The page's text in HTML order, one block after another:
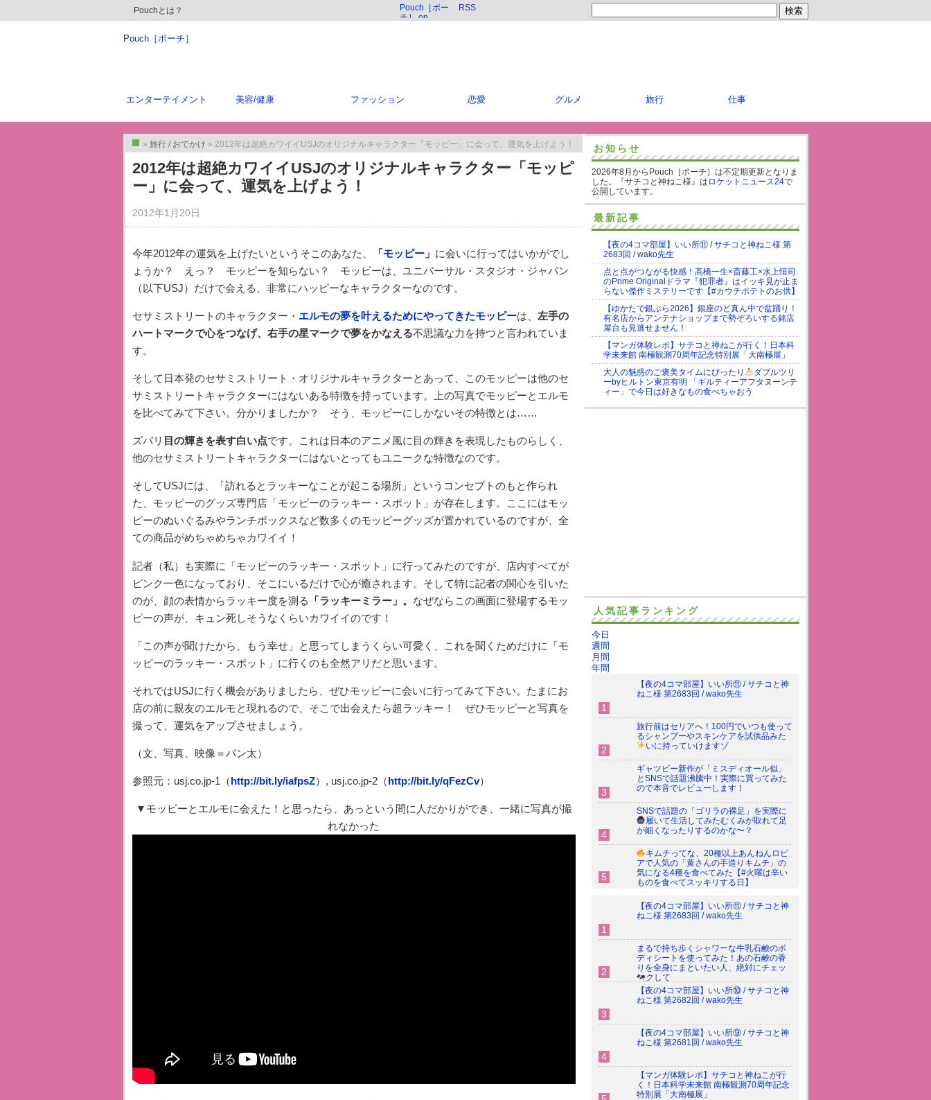
Pouchとは？
Pouch［ポー
チ］ on
RSS
Pouch［ポーチ］
エンターテイメント 美容/健康 ファッション 恋愛 グルメ 旅行 仕事
» 旅行 / おでかけ » 2012年は超絶カワイイUSJのオリジナルキャラクター「モッピー」に会って、運気を上げよう！
2012年は超絶カワイイUSJのオリジナルキャラクター「モッピ
ー」に会って、運気を上げよう！
2012年1月20日
今年2012年の運気を上げたいというそこのあなた、 「モッピー」 に会いに行ってはいかがでし
ょうか？ えっ？ モッピーを知らない？ モッピーは、ユニバーサル・スタジオ・ジャパン
（以下USJ）だけで会える、非常にハッピーなキャラクターなのです。
セサミストリートのキャラクター・ エルモの夢を叶えるためにやってきたモッピーは、 左手の
ハートマークで心をつなげ、右手の星マークで夢をかなえる不思議な力を持つと言われていま
す。
そして日本発のセサミストリート・オリジナルキャラクターとあって、このモッピーは他のセ
サミストリートキャラクターにはないある特徴を持っています。上の写真でモッピーとエルモ
を比べてみて下さい。分かりましたか？ そう、モッピーにしかないその特徴とは……
ズバリ 目の輝きを表す白い点です。これは日本のアニメ風に目の輝きを表現したものらしく、
他のセサミストリートキャラクターにはないとってもユニークな特徴なのです。
そしてUSJには、「訪れるとラッキーなことが起こる場所」というコンセプトのもと作られ
た、モッピーのグッズ専門店「モッピーのラッキー・スポット」が存在します。ここにはモッ
ピーのぬいぐるみやランチボックスなど数多くのモッピーグッズが置かれているのですが、全
ての商品がめちゃめちゃカワイイ！
記者（私）も実際に「モッピーのラッキー・スポット」に行ってみたのですが、店内すべてが
ピンク一色になっており、そこにいるだけで心が癒されます。そして特に記者の関心を引いた
のが、顔の表情からラッキー度を測る 「ラッキーミラー」。 なぜならこの画面に登場するモッ
ピーの声が、キュン死しそうなくらいカワイイのです！
「この声が聞けたから、もう幸せ」と思ってしまうくらい可愛く、これを聞くためだけに「モ
ッピーのラッキー・スポット」に行くのも全然アリだと思います。
それではUSJに行く機会がありましたら、ぜひモッピーに会いに行ってみて下さい。たまにお
店の前に親友のエルモと現れるので、そこで出会えたら超ラッキー！ ぜひモッピーと写真を
撮って、運気をアップさせましょう。
（文、写真、映像＝パン太）
参照元：usj.co.jp-1（http://bit.ly/iafpsZ）, usj.co.jp-2（http://bit.ly/qFezCv）
▼モッピーとエルモに会えた！と思ったら、あっという間に人だかりができ、一緒に写真が撮
れなかった
お知らせ
2026年8月からPouch［ポーチ］は不定期更新となりま
した。『サチコと神ねこ様』は ロケットニュース24で
公開しています。
最新記事
【夜の4コマ部屋】いい所⑪ / サチコと神ねこ様 第
2683回 / wako先生
点と点がつながる快感！高橋一生×斎藤工×水上恒司
のPrime Originalドラマ『犯罪者』はイッキ見が止ま
らない傑作ミステリーです【#カウチポテトのお供】
【ゆかたで銀ぶら2026】銀座のど真ん中で盆踊り！
有名店からアンテナショップまで勢ぞろいする銘店
屋台も見逃せません！
【マンガ体験レポ】サチコと神ねこが行く！日本科
学未来館 南極観測70周年記念特別展「大南極展」
大人の魅惑のご褒美タイムにぴったり
ダブルツリ
ーbyヒルトン東京有明 「ギルティーアフタヌーンテ
ィー」で今日は好きなもの食べちゃおう
人気記事ランキング
今日
週間
月間
年間
【夜の4コマ部屋】いい所⑪ / サチコと神
ねこ様 第2683回 / wako先生
旅行前はセリアへ！100円でいつも使って
るシャンプーやスキンケアを試供品みた
いに持っていけますゾ
ギャツビー新作が「ミスディオール似」
とSNSで話題沸騰中！実際に買ってみた
ので本音でレビューします！
SNSで話題の「ゴリラの裸足」を実際に
履いて生活してみたむくみが取れて足
が細くなったりするのかな〜？
キムチってな、20種以上あんねん ロピ
アで人気の「黄さんの手造りキムチ」の
気になる4種を食べてみた【#火曜は辛い
ものを食べてスッキリする日】
【夜の4コマ部屋】いい所⑪ / サチコと神
ねこ様 第2683回 / wako先生
まるで持ち歩くシャワーな牛乳石鹸のボ
ディシートを使ってみた！あの石鹸の香
りを全身にまといたい人、絶対にチェッ
クして
【夜の4コマ部屋】いい所⑩ / サチコと神
ねこ様 第2682回 / wako先生
【夜の4コマ部屋】いい所⑨ / サチコと神
ねこ様 第2681回 / wako先生
【マンガ体験レポ】サチコと神ねこが行
く！日本科学未来館 南極観測70周年記念
特別展「大南極展」